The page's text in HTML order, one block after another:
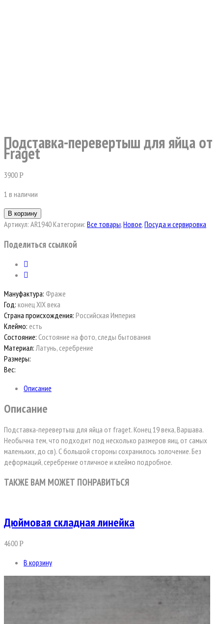
Подставка-перевертыш для яйца от
Fraget
3900Р
1 в наличии
В корзину
Артикул: AR1940 Категории: Все товары,Новое,Посуда и сервировка
Поделиться ссылкой
Мануфактура: Фраже
Год: конец XIX века
Страна происхождения: Российская Империя
Клеймо: есть
Состояние: Состояние на фото, следы бытования
Материал: Латунь, серебрение
Размеры:
Вес:
Описание
Описание
Подставка-перевертыш для яйца от fraget. Конец 19 века, Варшава.
Необычна тем, что подходит под несколько размеров яиц, от самых
маленьких, до св). С большой стороны сохранилось золочение. Без
деформаций, серебрение отличное и клеймо подробное.
ТАКЖЕ ВАМ МОЖЕТ ПОНРАВИТЬСЯ
Дюймовая складная линейка
4600Р
В корзину